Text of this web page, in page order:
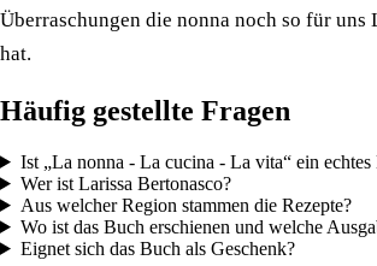
Überraschungen die nonna noch so für uns
hat.
Häufig gestellte Fragen
Ist „La nonna - La cucina - La vita“ ein
Wer ist Larissa Bertonasco?
Aus welcher Region stammen die Rezepte?
Wo ist das Buch erschienen und welche
Eignet sich das Buch als Geschenk?